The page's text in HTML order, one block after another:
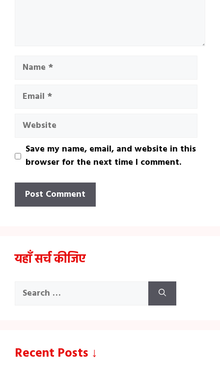
Name
Email
Website
Save my name, email, and website in this
browser for the next time I comment.
यहाँ सर्च कीजिए
Search
Recent Posts ↓